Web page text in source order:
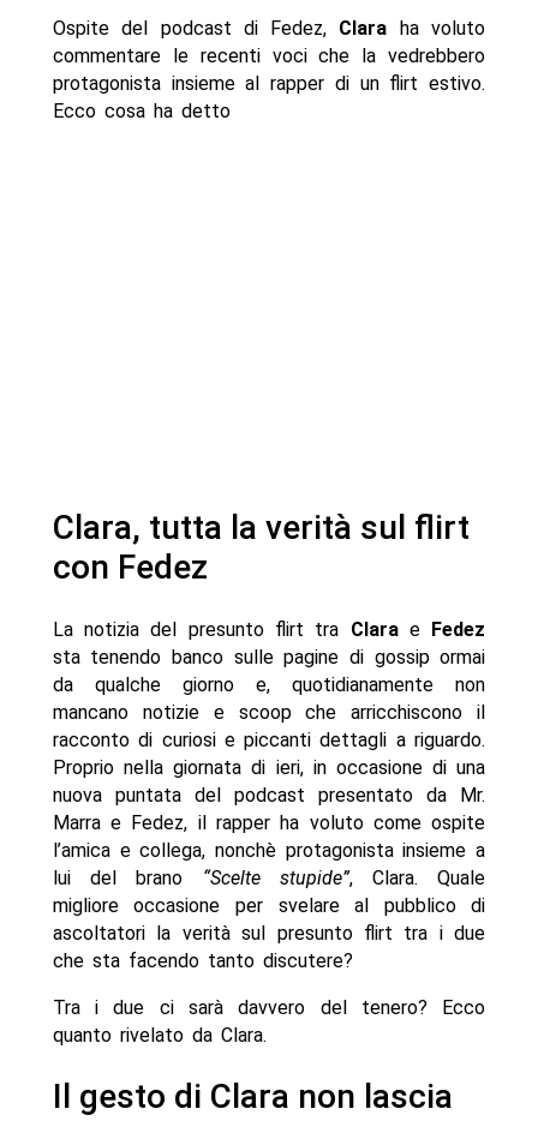
Ospite del podcast di Fedez, Clara ha voluto
commentare le recenti voci che la vedrebbero
protagonista insieme al rapper di un flirt estivo.
Ecco cosa ha detto
Clara, tutta la verità sul flirt
con Fedez
La notizia del presunto flirt tra Clarae Fedez
sta tenendo banco sulle pagine di gossip ormai
da qualche giorno e, quotidianamente non
mancano notizie e scoop che arricchiscono il
racconto di curiosi e piccanti dettagli a riguardo.
Proprio nella giornata di ieri, in occasione di una
nuova puntata del podcast presentato da Mr.
Marra e Fedez, il rapper ha voluto come ospite
l’amica e collega, nonchè protagonista insieme a
lui del brano “Scelte stupide”, Clara. Quale
migliore occasione per svelare al pubblico di
ascoltatori la verità sul presunto flirt tra i due
che sta facendo tanto discutere?
Tra i due ci sarà davvero del tenero? Ecco
quanto rivelato da Clara.
Il gesto di Clara non lascia